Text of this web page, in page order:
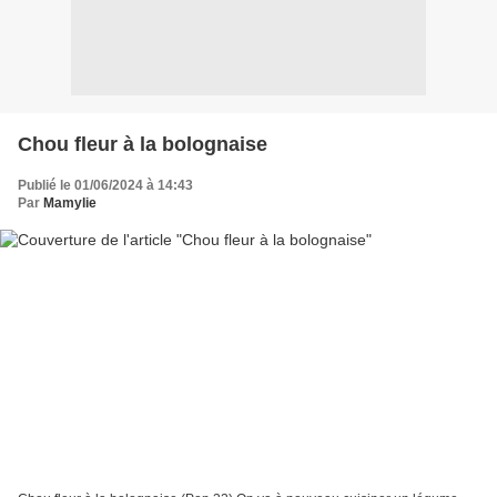
Chou fleur à la bolognaise
Publié le 01/06/2024 à 14:43
Par Mamylie